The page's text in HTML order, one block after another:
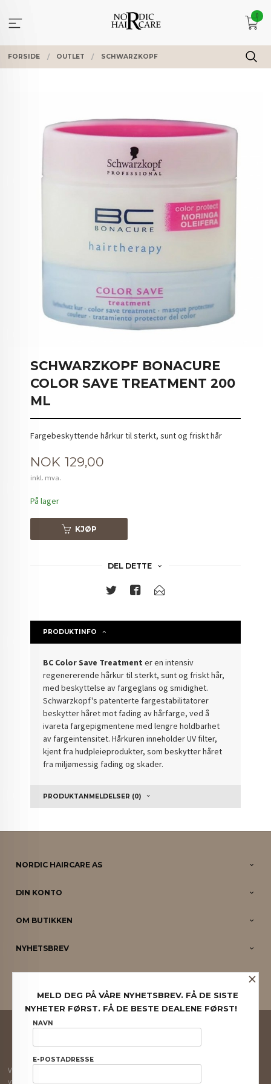
innholdet
0
FORSIDE OUTLET SCHWARZKOPF
SCHWARZKOPF BONACURE
COLOR SAVE TREATMENT 200
ML
Fargebeskyttende hårkur til sterkt, sunt og friskt hår
Pris
NOK 129,00
inkl. mva.
På lager
KJØP
DEL DETTE
PRODUKTINFO
BC Color Save Treatment er en intensiv
regenererende hårkur til sterkt, sunt og friskt hår,
med beskyttelse av fargeglans og smidighet.
Schwarzkopf's patenterte fargestabilitatorer
beskytter håret mot fading av hårfarge, ved å
ivareta fargepigmentene med lengre holdbarhet
av fargeintensitet. Hårkuren inneholder UV filter,
kjent fra hudpleieprodukter, som beskytter håret
fra miljømessig fading og skader.
PRODUKTANMELDELSER (0)
NORDIC HAIRCARE AS
DIN KONTO
OM BUTIKKEN
NYHETSBREV
PARTNERE
FRAKT
NYHETSBREV
Vår nettbutikk bruker cookies slik at du får en bedre kjøpsopplevelse og vi kan
yte deg bedre service. Vi bruker cookies hovedsaklig til å lagre
×
MELD DEG PÅ VÅRE NYHETSBREV. FÅ DE SISTE
NYHETER FØRST. FÅ DE BESTE DEALENE FØRST!
NAVN
E-POSTADRESSE